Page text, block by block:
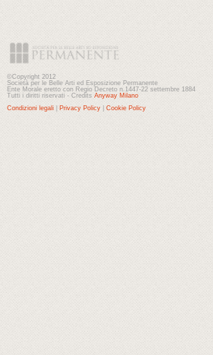
©Copyright 2012
Società per le Belle Arti ed Esposizione Permanente
Ente Morale eretto con Regio Decreto n.1447-22 settembre 1884
Tutti i diritti riservati - Credits Anyway Milano
Condizioni legali
Privacy Policy Cookie Policy